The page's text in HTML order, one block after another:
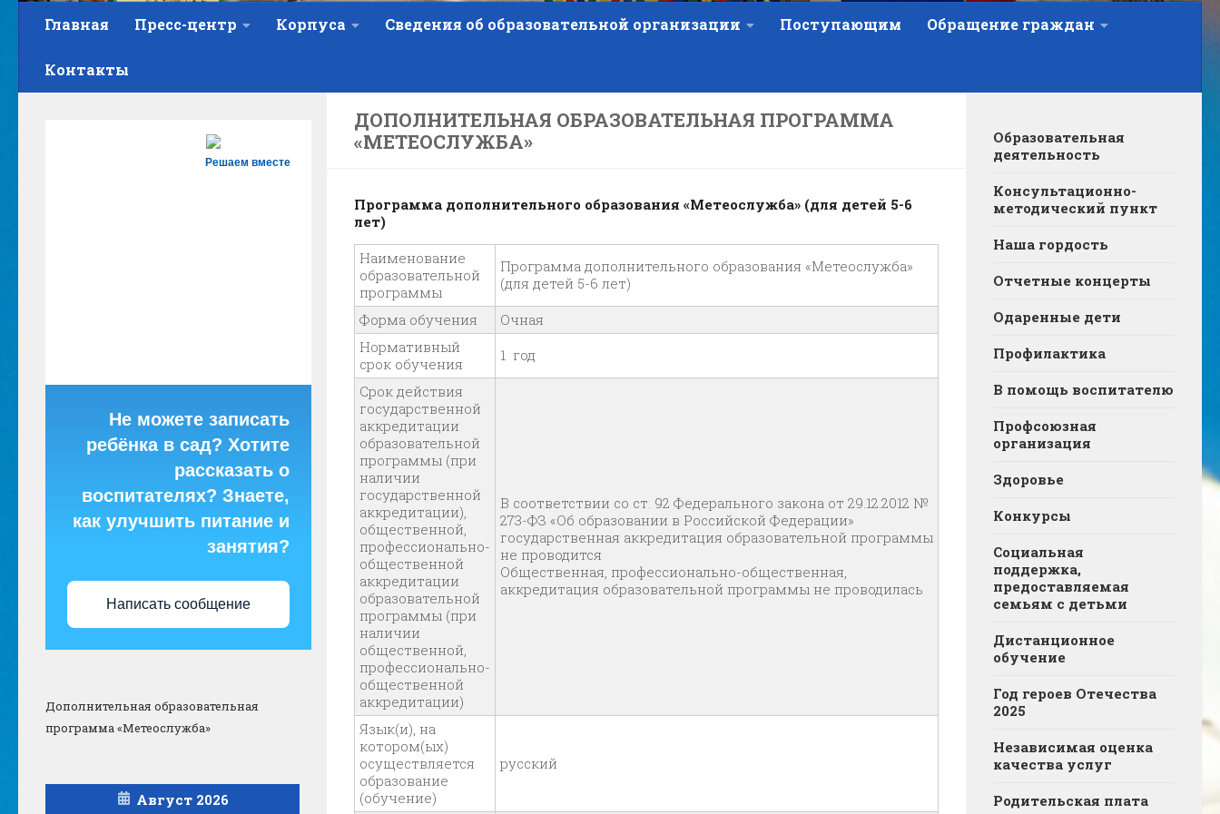
Главная Пресс-центр Корпуса Сведения об образовательной организации Поступающим Обращение граждан
Контакты
ДОПОЛНИТЕЛЬНАЯ ОБРАЗОВАТЕЛЬНАЯ ПРОГРАММА
«МЕТЕОСЛУЖБА»
Программа дополнительного образования «Метеослужба» (для детей 5-6
лет)
Наименование
образовательной
программы
Программа дополнительного образования «Метеослужба»
(для детей 5-6 лет)
Форма обучения
Очная
Нормативный
срок обучения
1 год
Срок действия
государственной
аккредитации
образовательной
программы (при
наличии
государственной
аккредитации),
общественной,
профессионально-
общественной
аккредитации
образовательной
программы (при
наличии
общественной,
профессионально-
общественной
аккредитации)
В соответствии со ст. 92 Федерального закона от 29.12.2012 №
273-ФЗ «Об образовании в Российской Федерации»
государственная аккредитация образовательной программы
не проводится
Общественная, профессионально-общественная,
аккредитация образовательной программы не проводилась
Язык(и), на
котором(ых)
осуществляется
образование
(обучение)
русский
Решаем вместе
Не можете записать
ребёнка в сад? Хотите
рассказать о
воспитателях? Знаете,
как улучшить питание и
занятия?
Написать сообщение
Дополнительная образовательная
программа «Метеослужба»
Август 2026
Образовательная
деятельность
Консультационно-
методический пункт
Наша гордость
Отчетные концерты
Одаренные дети
Профилактика
В помощь воспитателю
Профсоюзная
организация
Здоровье
Конкурсы
Социальная
поддержка,
предоставляемая
семьям с детьми
Дистанционное
обучение
Год героев Отечества
2025
Независимая оценка
качества услуг
Родительская плата